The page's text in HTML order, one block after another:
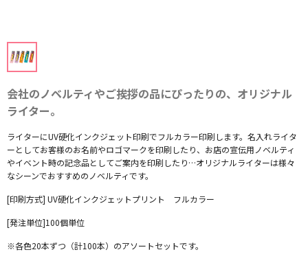
会社のノベルティやご挨拶の品にぴったりの、オリジナル
ライター。
ライターにUV硬化インクジェット印刷でフルカラー印刷します。名入れライタ
ーとしてお客様のお名前やロゴマークを印刷したり、お店の宣伝用ノベルティ
やイベント時の記念品としてご案内を印刷したり…オリジナルライターは様々
なシーンでおすすめのノベルティです。
[印刷方式] UV硬化インクジェットプリント フルカラー
[発注単位]100個単位
※各色20本ずつ（計100本）のアソートセットです。